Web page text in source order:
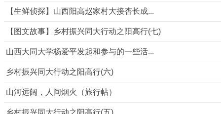
【生鲜侦探】山西阳高赵家村大接杏长成...
【图文故事】乡村振兴同大行动之阳高行(七)
山西大同大学杨爱平发起和参与的一些活...
乡村振兴同大行动之阳高行(六)
山河远阔，人间烟火（旅行帖）
乡村振兴同大行动之阳高行(五)